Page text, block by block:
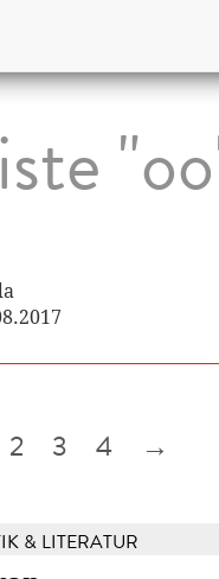
2 3 4 →
& LITERATUR